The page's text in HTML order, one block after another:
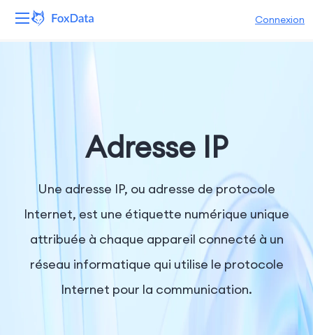
Connexion
Solutions
Ressources
Entreprise
Adresse IP
Une adresse IP, ou adresse de protocole
Internet, est une étiquette numérique unique
attribuée à chaque appareil connecté à un
réseau informatique qui utilise le protocole
Internet pour la communication.